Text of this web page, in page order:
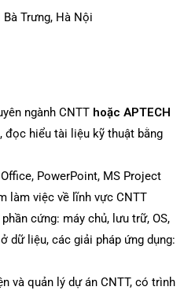
Bà Trưng, Hà Nội
ngành CNTT hoặc APTECH
đọc hiểu tài liệu kỹ thuật bằng
PowerPoint, MS Project
làm việc về lĩnh vực CNTT
cứng: máy chủ, lưu trữ, OS,
dữ liệu, các giải pháp ứng dụng:
và quản lý dự án CNTT, có trình